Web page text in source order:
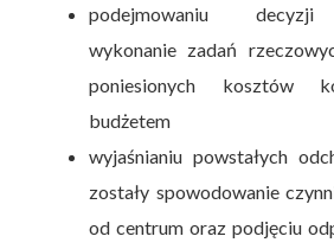
podejmowaniu decyzji
wykonanie zadań
poniesionych kosztów
budżetem
wyjaśnianiu powstałych
zostały spowodowanie
od centrum oraz podjęciu